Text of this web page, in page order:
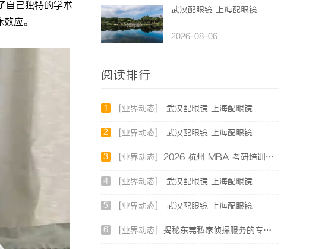
己独特的学术
应。
武汉配眼镜 上海配眼镜
2026-08-06
阅读排行
1 [业界动态] 武汉配眼镜 上海配眼镜
2 [业界动态] 武汉配眼镜 上海配眼镜
3 [业界动态] 2026 杭州 MBA 考研培训辅导班哪家强？三家主流考研机构推荐
4 [业界动态] 武汉配眼镜 上海配眼镜
5 [业界动态] 武汉配眼镜 上海配眼镜
6 [业界动态] 揭秘东莞私家侦探服务的专业性与应用领域详解